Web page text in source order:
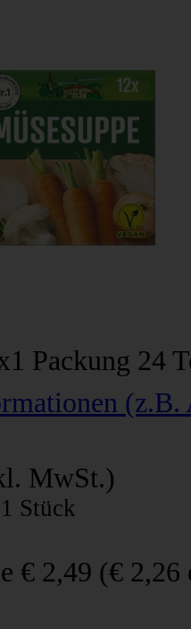
Packung 24
MwSt.)
Stück
€ 2,49 (€ 2,26